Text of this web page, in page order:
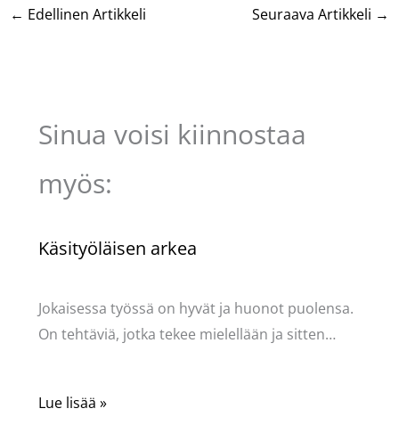
← Edellinen Artikkeli Seuraava Artikkeli →
Sinua voisi kiinnostaa
myös:
Käsityöläisen arkea
Jokaisessa työssä on hyvät ja huonot puolensa.
On tehtäviä, jotka tekee mielellään ja sitten…
Lue lisää »